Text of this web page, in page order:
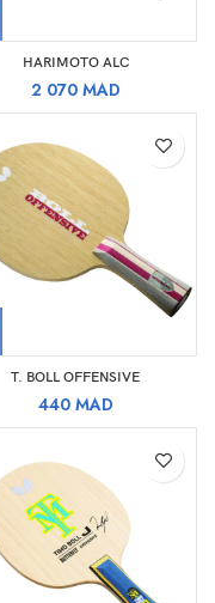
HARIMOTO ALC
2 070 MAD
T. BOLL OFFENSIVE
440 MAD